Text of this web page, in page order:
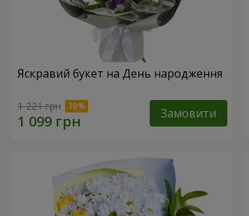
Яскравий букет на День народження
1 221 грн Замовити